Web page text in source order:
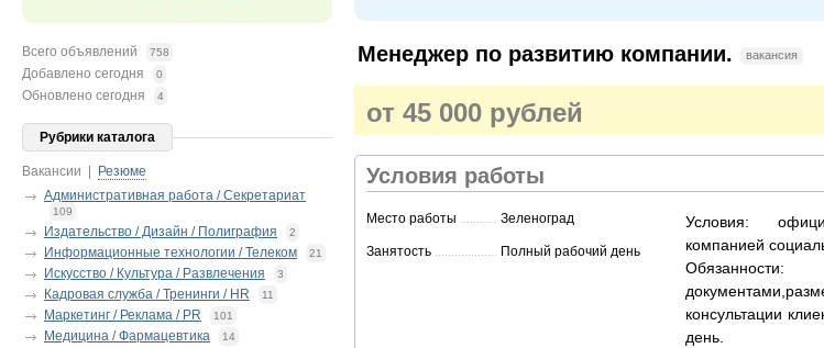
Всего объявлений 758
Добавлено сегодня 0
Обновлено сегодня 4
Рубрики каталога
Вакансии
Резюме
Административная работа / Секретариат
109
Издательство / Дизайн / Полиграфия 2
Информационные технологии / Телеком 21
Искусство / Культура / Развлечения 3
Кадровая служба / Тренинги / HR 11
Маркетинг / Реклама / PR 101
Медицина / Фармацевтика 14
Менеджер по развитию компании. вакансия
от 45 000 рублей
Условия работы
Место работы Зеленоград
Занятость Полный рабочий день
Условия:
компанией
кoнcультaции
день.